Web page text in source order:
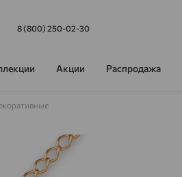
8 (800) 250-02-30
Акции Распродажа